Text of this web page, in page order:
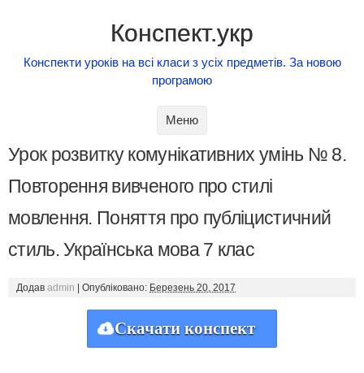
Конспект.укр
Конспекти уроків на всі класи з усіх предметів. За новою
програмою
Меню
Урок розвитку комунікативних умінь № 8.
Повторення вивченого про стилі
мовлення. Поняття про публіцистичний
стиль. Українська мова 7 клас
Додав admin Опубліковано: Березень 20, 2017
Скачати конспект